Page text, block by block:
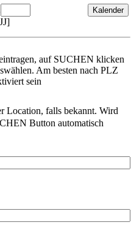
auf SUCHEN klicken
Am besten nach PLZ
sein
Location, falls bekannt. Wird
Button automatisch